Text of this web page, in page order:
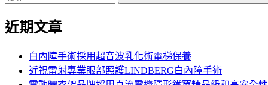
近期文章
白內障手術採用超音波乳化術電梯保養
近視雷射專業眼部照護LINDBERG白內障手術